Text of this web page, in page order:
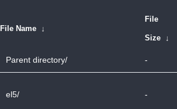
File Name ↓
File
Size ↓
Parent directory/ -
el5/ -